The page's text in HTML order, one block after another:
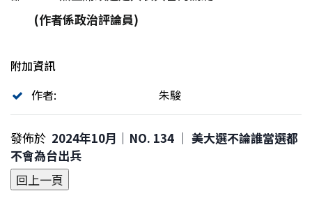
(作者係政治評論員)
附加資訊
作者:
朱駿
發佈於 2024年10月｜NO. 134 │ 美大選不論誰當選都
不會為台出兵